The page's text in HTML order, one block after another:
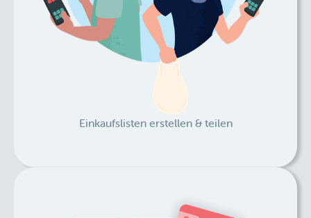
Einkaufslisten erstellen & teilen